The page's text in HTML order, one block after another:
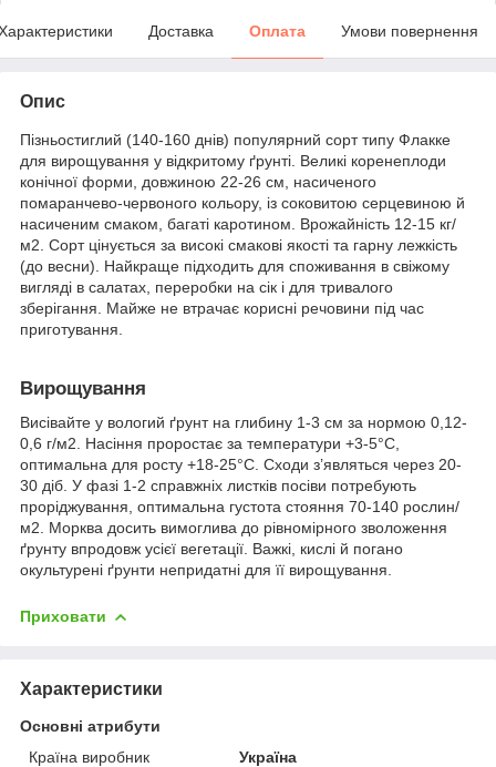
Доставка Оплата Умови повернення
Опис
Пізньостиглий (140-160 днів) популярний сорт типу Флакке
для вирощування у відкритому ґрунті. Великі коренеплоди
конічної форми, довжиною 22-26 см, насиченого
помаранчево-червоного кольору, із соковитою серцевиною й
насиченим смаком, багаті каротином. Врожайність 12-15 кг/
м2 . Сорт цінується за високі смакові якості та гарну лежкість
(до весни). Найкраще підходить для споживання в свіжому
вигляді в салатах, переробки на сік і для тривалого
зберігання. Майже не втрачає корисні речовини під час
приготування.
Вирощування
Висівайте у вологий ґрунт на глибину 1-3 см за нормою 0,12-
0,6 г/м2 . Насіння проростає за температури +3-5°С,
оптимальна для росту +18-25°С. Сходи з’являться через 20-
30 діб. У фазі 1-2 справжніх листків посіви потребують
проріджування, оптимальна густота стояння 70-140 рослин/
м2 . Морква досить вимоглива до рівномірного зволоження
ґрунту впродовж усієї вегетації. Важкі, кислі й погано
окультурені ґрунти непридатні для її вирощування.
Приховати
Характеристики
Основні атрибути
Країна виробник
Україна